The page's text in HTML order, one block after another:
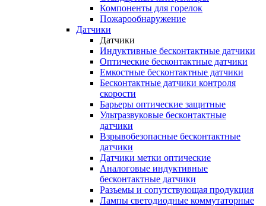
Компоненты для горелок
Пожарообнаружение
Датчики
Датчики
Индуктивные бесконтактные датчики
Оптические бесконтактные датчики
Емкостные бесконтактные датчики
Бесконтактные датчики контроля
скорости
Барьеры оптические защитные
Ультразвуковые бесконтактные
датчики
Взрывобезопасные бесконтактные
датчики
Датчики метки оптические
Аналоговые индуктивные
бесконтактные датчики
Разъемы и сопутствующая продукция
Лампы светодиодные коммутаторные